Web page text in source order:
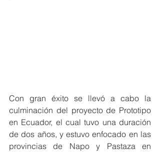
Con gran éxito se llevó a cabo la
culminación del proyecto de Prototipo
en Ecuador, el cual tuvo una duración
de dos años, y estuvo enfocado en las
provincias de Napo y Pastaza en